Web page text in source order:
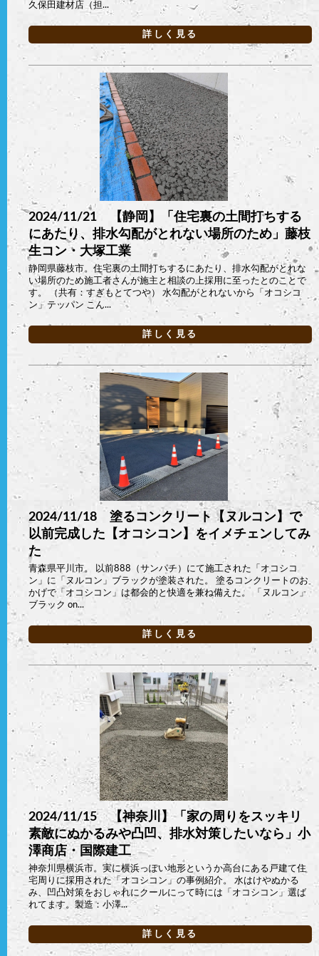
久保田建材店（担...
詳しく見る
2024/11/21 【静岡】「住宅裏の土間打ちする
にあたり、排水勾配がとれない場所のため」藤枝
生コン・大塚工業
静岡県藤枝市。住宅裏の土間打ちするにあたり、排水勾配がとれな
い場所のため施工者さんが施主と相談の上採用に至ったとのことで
す。 （共有：すぎもとてつや） 水勾配がとれないから「オコシコ
ン」テッパン こん...
詳しく見る
2024/11/18 塗るコンクリート【ヌルコン】で
以前完成した【オコシコン】をイメチェンしてみ
た
青森県平川市。 以前888（サンパチ）にて施工された「オコシコ
ン」に「ヌルコン」ブラックが塗装された。 塗るコンクリートのお
かげで「オコシコン」は都会的と快適を兼ね備えた。 「ヌルコン」
ブラック on...
詳しく見る
2024/11/15 【神奈川】「家の周りをスッキリ
素敵にぬかるみや凸凹、排水対策したいなら」小
澤商店・国際建工
神奈川県横浜市。実に横浜っぽい地形というか高台にある戸建て住
宅周りに採用された「オコシコン」の事例紹介。 水はけやぬかる
み、凹凸対策をおしゃれにクールにって時には「オコシコン」選ば
れてます。製造：小澤...
詳しく見る